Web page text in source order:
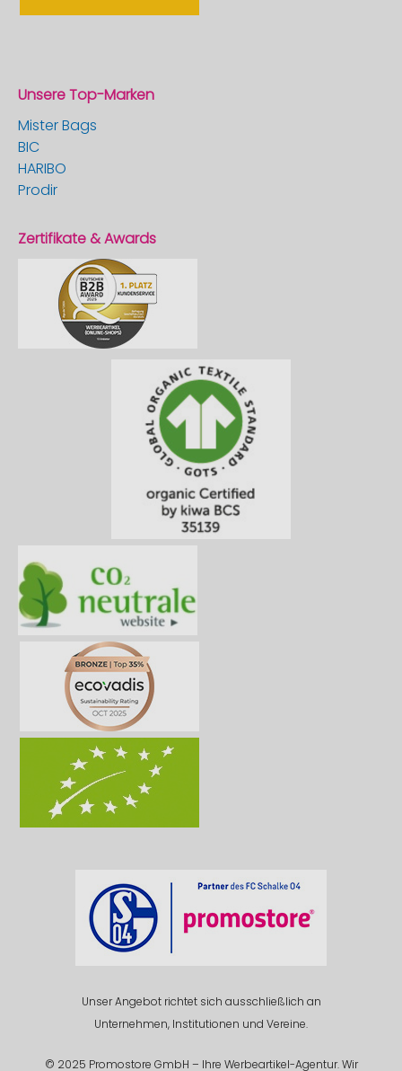
Unsere Top-Marken
Mister Bags
BIC
HARIBO
Prodir
Zertifikate & Awards
Unser Angebot richtet sich ausschließlich an
Unternehmen, Institutionen und Vereine.
© 2025 Promostore GmbH – Ihre Werbeartikel-Agentur. Wir